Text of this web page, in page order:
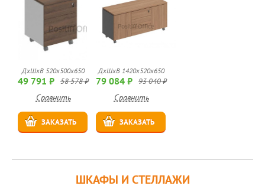
ДхШхВ 520x500x650
49 791 ₽ 58 578 ₽
Сравнить
ЗАКАЗАТЬ
ДхШхВ 1420x520x650
79 084 ₽ 93 040 ₽
Сравнить
ЗАКАЗАТЬ
ШКАФЫ И СТЕЛЛАЖИ